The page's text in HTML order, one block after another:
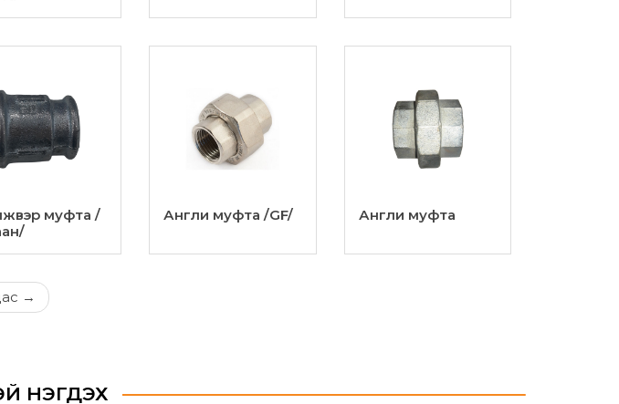
муфта /
Англи муфта /GF/ Англи муфта
→
НЭГДЭХ